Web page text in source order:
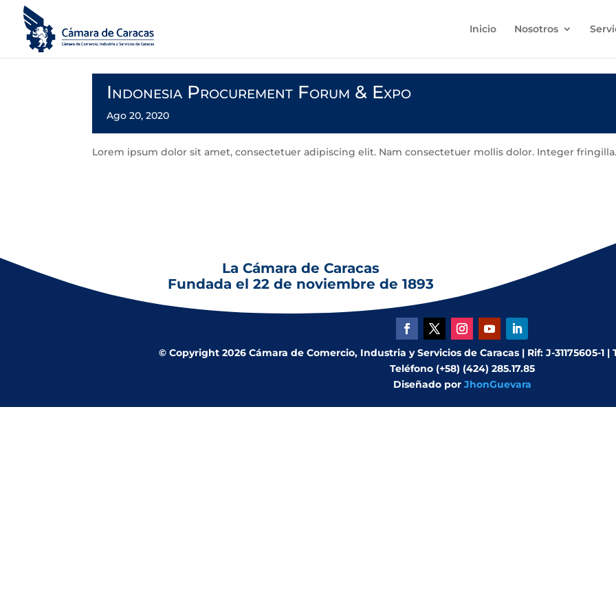
Inicio Nosotros
Indonesia Procurement Forum & Expo
Ago 20, 2020
Lorem ipsum dolor sit amet, consectetuer adipiscing elit. Nam consectetuer mollis dolor. Integer
La Cámara de Caracas
Fundada el 22 de noviembre de 1893
© Copyright 2026 Cámara de Comercio, Industria y Servicios de Caracas | Rif: J-31175605-1
Teléfono (+58) (424) 285.17.85
Diseñado por JhonGuevara